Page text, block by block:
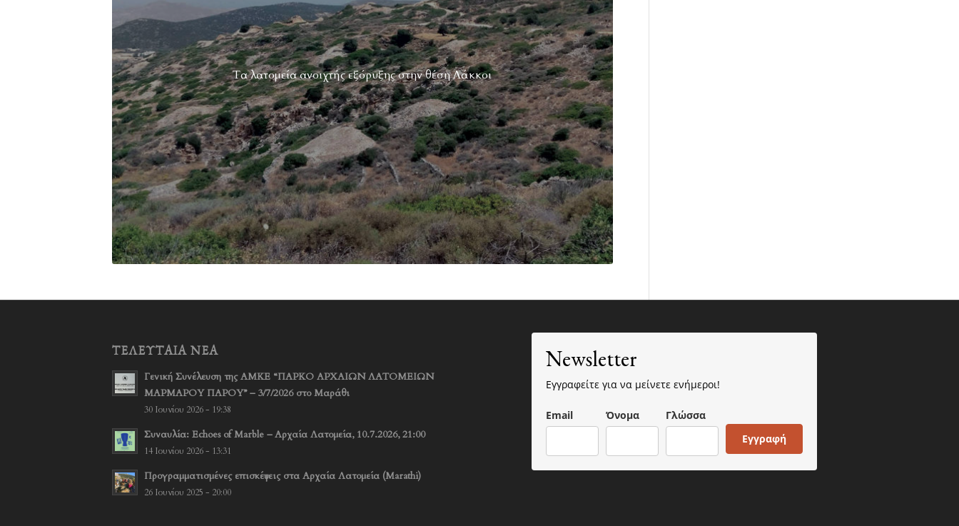
Τα λατομεία ανοιχτής εξόρυξης στην θέση Λάκκοι
ΤΕΛΕΥΤΑΊΑ ΝΈΑ
Γενική Συνέλευση της ΑΜΚΕ “ΠΑΡΚΟ ΑΡΧΑΙΩΝ ΛΑΤΟΜΕΙΩΝ
ΜΑΡΜΑΡΟΥ ΠΑΡΟΥ” – 3/7/2026 στο Μαράθι
30 Ιουνίου 2026 - 19:38
Συναυλία: Echoes of Marble – Αρχαία Λατομεία, 10.7.2026, 21:00
14 Ιουνίου 2026 - 13:31
Προγραμματισμένες επισκέψεις στα Αρχαία Λατομεία (Marathi)
26 Ιουνίου 2025 - 20:00
Newsletter
Εγγραφείτε για να μείνετε ενήμεροι!
Email Όνομα
Γλώσσα
Εγγραφή